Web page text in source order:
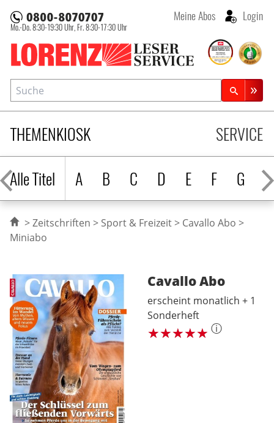
Lorenz Leserservice
Mo.-Do. 8:30-19:30 Uhr, Fr. 8:30-17:30 Uhr
Meine Abos Login
THEMENKIOSK
Alle Titel
A B C D E F G H
SERVICE
Suche
Zeitschriftensuche
Zeitschriften Sport & Freizeit
Cavallo Abo
Miniabo
CavalloAbo
erscheint monatlich + 1
Sonderheft
ⓘ